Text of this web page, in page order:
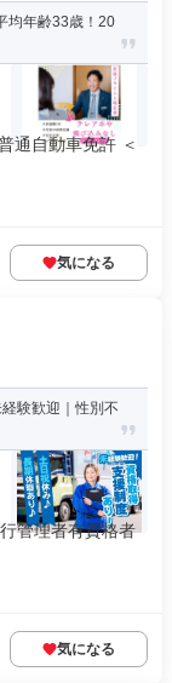
均年齢33歳！20
通自動車免許 ＜
気になる
験歓迎｜性別不
管理者有資格者
気になる